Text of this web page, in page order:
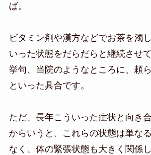
ば。
ビタミン剤や漢方などでお茶を濁
いった状態をだらだらと継続させ
挙句、当院のようなところに、頼
といった具合です。
ただ、長年こういった症状と向き
からいうと、これらの状態は単な
なく、体の緊張状態も大きく関係